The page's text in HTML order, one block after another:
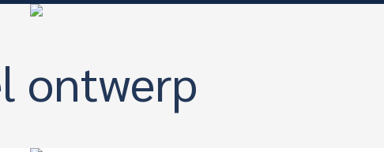
ontwerp